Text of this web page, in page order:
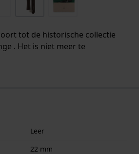
tot de historische collectie
. Het is niet meer te
Leer
22 mm